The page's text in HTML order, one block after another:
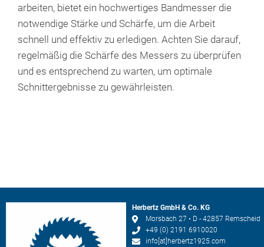
arbeiten, bietet ein hochwertiges Bandmesser die
notwendige Stärke und Schärfe, um die Arbeit
schnell und effektiv zu erledigen. Achten Sie darauf,
regelmäßig die Schärfe des Messers zu überprüfen
und es entsprechend zu warten, um optimale
Schnittergebnisse zu gewährleisten.
Herbertz GmbH & Co. KG
Morsbach 27 • D - 42857 Remscheid
+49 (0) 2191 6910020
info[at]herbertz1925.com